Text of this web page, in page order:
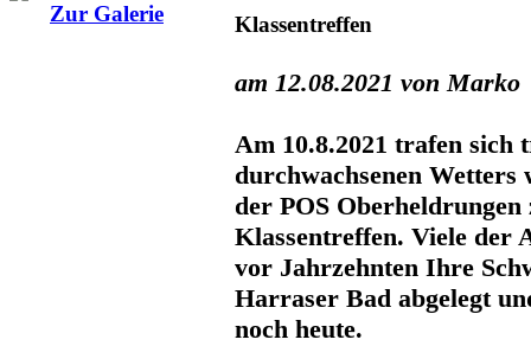
Zur Galerie Klassentreffen
am 12.08.2021 von Marko
Am 10.8.2021 trafen sich
durchwachsenen Wetters
der POS
Klassentreffen. Viele der
vor Jahrzehnten Ihre
Harraser Bad abgelegt
noch heute.